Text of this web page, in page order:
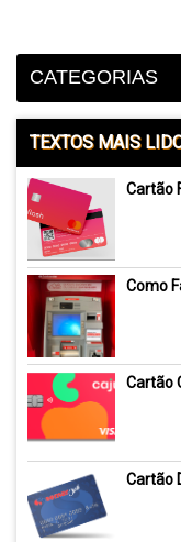
CATEGORIAS
TEXTOS MAIS
Cartão
Como
Cartão
Cartão